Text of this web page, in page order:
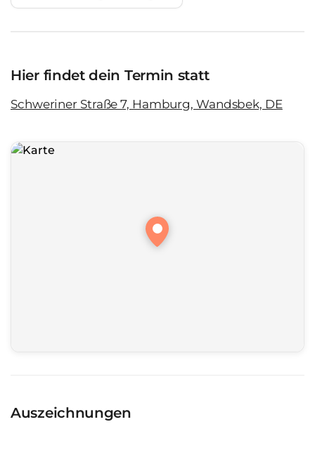
Hier findet dein Termin statt
Schweriner Straße 7, Hamburg, Wandsbek, DE
Auszeichnungen